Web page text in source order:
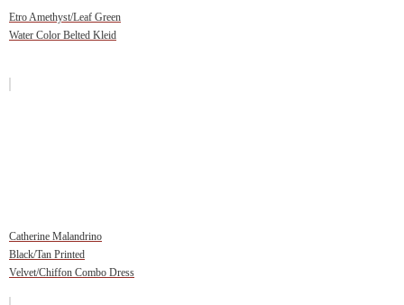
Etro Amethyst/Leaf Green
Water Color Belted Kleid
Catherine Malandrino
Black/Tan Printed
Velvet/Chiffon Combo Dress